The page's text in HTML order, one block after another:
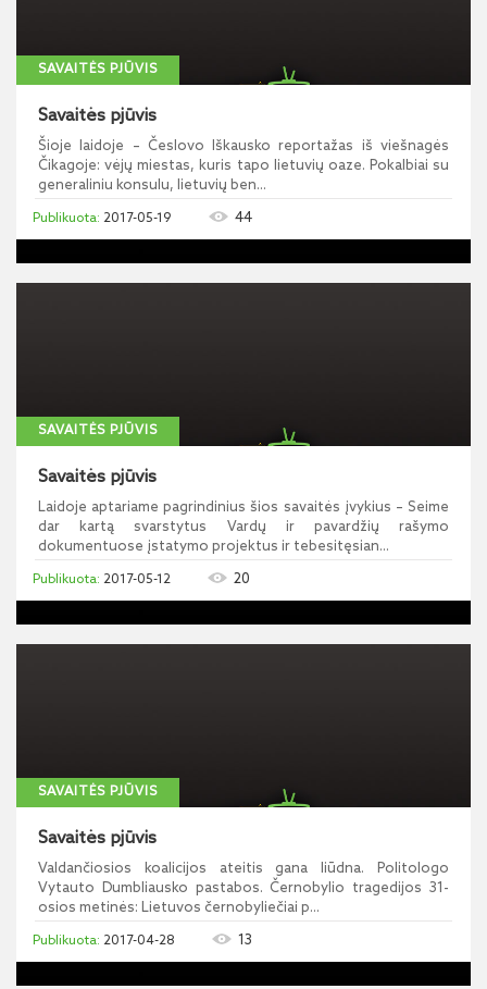
SAVAITĖS PJŪVIS
Savaitės pjūvis
Šioje laidoje – Česlovo Iškausko reportažas iš viešnagės
Čikagoje: vėjų miestas, kuris tapo lietuvių oaze. Pokalbiai su
generaliniu konsulu, lietuvių ben...
2017-05-19 44
SAVAITĖS PJŪVIS
Savaitės pjūvis
Laidoje aptariame pagrindinius šios savaitės įvykius – Seime
dar kartą svarstytus Vardų ir pavardžių rašymo
dokumentuose įstatymo projektus ir tebesitęsian...
2017-05-12 20
SAVAITĖS PJŪVIS
Savaitės pjūvis
Valdančiosios koalicijos ateitis gana liūdna. Politologo
Vytauto Dumbliausko pastabos. Černobylio tragedijos 31-
osios metinės: Lietuvos černobyliečiai p...
2017-04-28 13